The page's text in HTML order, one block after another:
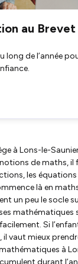
au Brevet
long de l’année
à Lons-le-
de maths, il
les équations
là en
un peu le socle
mathématiques
Si
il vaut mieux
à
durant